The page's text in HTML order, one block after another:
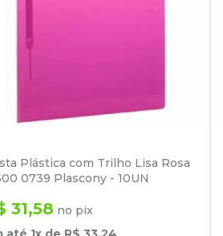
Plástica com Trilho Lisa Rosa
0739 Plascony - 10UN
31,58 no pix